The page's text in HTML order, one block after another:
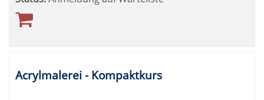
Acrylmalerei - Kompaktkurs